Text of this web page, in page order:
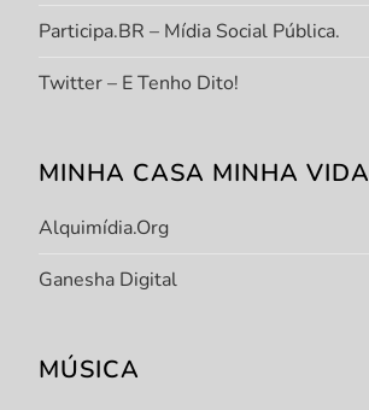
Participa.BR – Mídia Social Pública.
Twitter – E Tenho Dito!
MINHA CASA MINHA VIDA
Alquimídia.org
Ganesha Digital
MÚSICA